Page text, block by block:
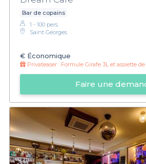
Bar de copains
1 - 100 pers.
Saint Georges
€ Économique
Privateaser : Formule Girafe 3L et assiette
Faire une